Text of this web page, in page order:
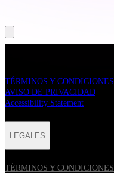
TÉRMINOS Y CONDICIONES
AVISO DE PRIVACIDAD
Accessibility Statement
LEGALES
TÉRMINOS Y CONDICIONES